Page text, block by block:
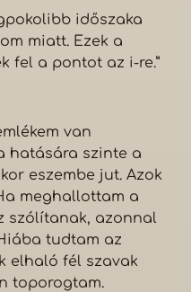
időszaka
miatt. Ezek a
fel a pontot az i-re.”
van
hatására szinte a
eszembe jut. Azok
meghallottam a
szólítanak, azonnal
tudtam az
elhaló fél szavak
toporogtam.